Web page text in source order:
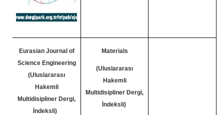
Eurasian Journal of
Science Engineering
(Uluslararası
Hakemli
Multidisipliner Dergi,
İndeksli)
Materials
(Uluslararası
Hakemli
Multidisipliner Dergi,
İndeksli)